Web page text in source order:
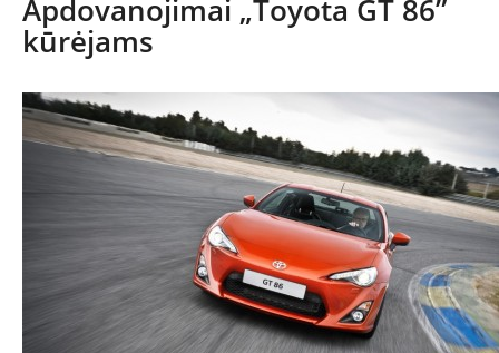
NAUJIENOS
Apdovanojimai „Toyota GT 86”
kūrėjams